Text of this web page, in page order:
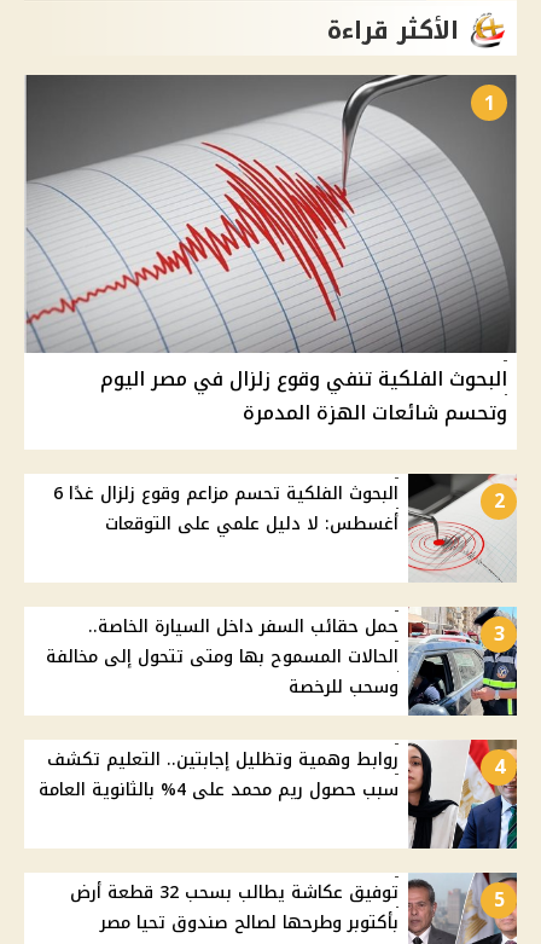
الأكثر قراءة
1
البحوث الفلكية تنفي وقوع زلزال في مصر اليوم
وتحسم شائعات الهزة المدمرة
2
البحوث الفلكية تحسم مزاعم وقوع زلزال غدًا 6
أغسطس: لا دليل علمي على التوقعات
3
حمل حقائب السفر داخل السيارة الخاصة..
الحالات المسموح بها ومتى تتحول إلى مخالفة
وسحب للرخصة
4
روابط وهمية وتظليل إجابتين.. التعليم تكشف
سبب حصول ريم محمد على 4% بالثانوية العامة
5
توفيق عكاشة يطالب بسحب 32 قطعة أرض
بأكتوبر وطرحها لصالح صندوق تحيا مصر